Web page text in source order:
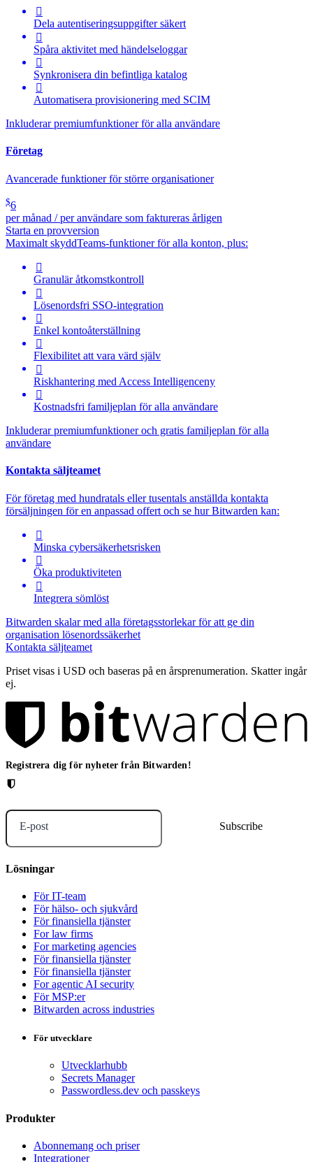

Dela autentiseringsuppgifter säkert

Spåra aktivitet med händelseloggar

Synkronisera din befintliga katalog

Automatisera provisionering med SCIM
Inkluderar premiumfunktioner för alla användare
Företag
Avancerade funktioner för större organisationer
$6
per månad / per användare som faktureras årligen
Starta en provversion
Maximalt skyddTeams-funktioner för alla konton, plus:

Granulär åtkomstkontroll

Lösenordsfri SSO-integration

Enkel kontoåterställning

Flexibilitet att vara värd själv

Riskhantering med Access Intelligenceny

Kostnadsfri familjeplan för alla användare
Inkluderar premiumfunktioner och gratis familjeplan för alla
användare
Kontakta säljteamet
För företag med hundratals eller tusentals anställda kontakta
försäljningen för en anpassad offert och se hur Bitwarden kan:

Minska cybersäkerhetsrisken

Öka produktiviteten

Integrera sömlöst
Bitwarden skalar med alla företagsstorlekar för att ge din
organisation lösenordssäkerhet
Kontakta säljteamet
Priset visas i USD och baseras på en årsprenumeration. Skatter ingår
ej.
Registrera dig för nyheter från Bitwarden!
E-post
Lösningar
För IT-team
För hälso- och sjukvård
För finansiella tjänster
For law firms
For marketing agencies
För finansiella tjänster
För finansiella tjänster
For agentic AI security
För MSP:er
Bitwarden across industries
För utvecklare
Utvecklarhubb
Secrets Manager
Passwordless.dev och passkeys
Produkter
Abonnemang och priser
Integrationer